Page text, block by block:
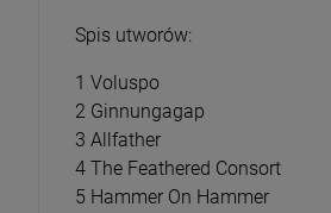
Spis utworów:
1 Voluspo
2 Ginnungagap
3 Allfather
4 The Feathered Consort
5 Hammer On Hammer